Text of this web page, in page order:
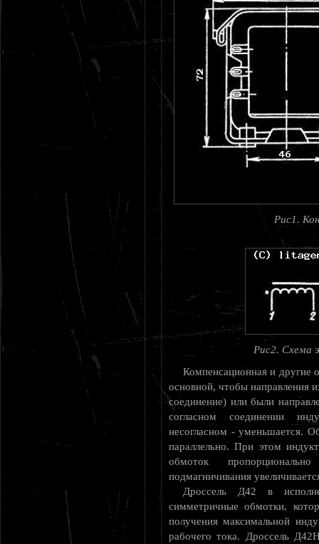
Рис1.
Рис2. Схема
Компенсационная и другие
основной, чтобы направления
соединение) или были
согласном соединении
несогласном - уменьшается.
параллельно. При этом
обмоток
подмагничивания
Дроссель Д42 в
симметричные обмотки,
получения максимальной
рабочего тока. Дроссель